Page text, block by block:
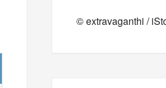
© extravaganthi /